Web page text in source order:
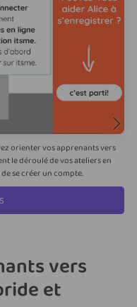
orienter vos apprenants vers
le déroulé de vos ateliers en
se créer un compte.
vers
et